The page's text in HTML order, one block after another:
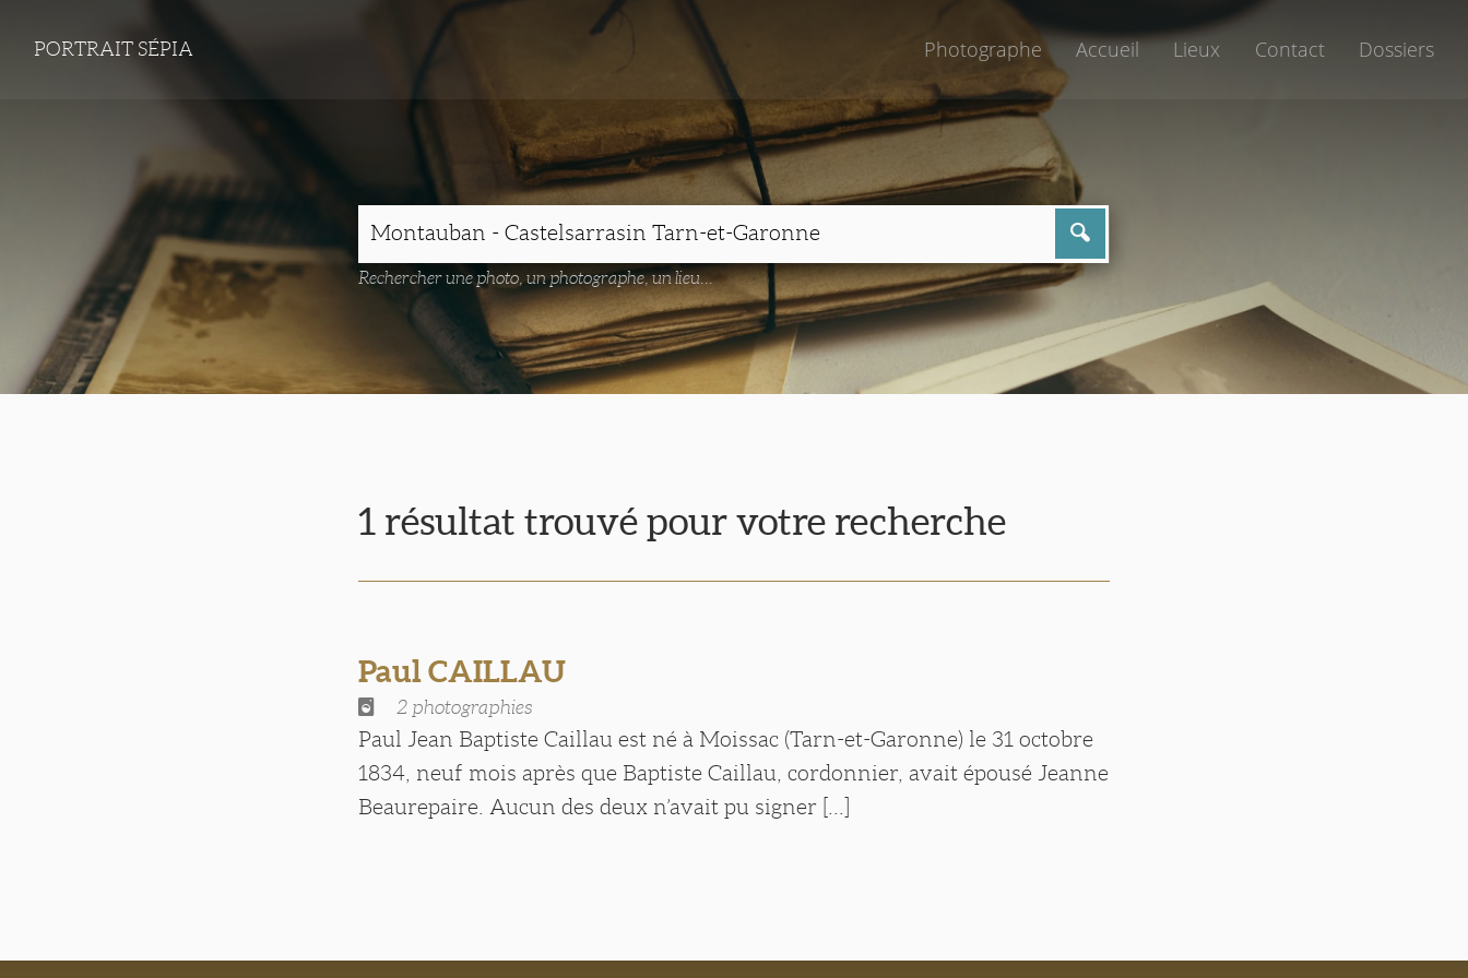
PORTRAIT SÉPIA Photographe Accueil Lieux Contact Dossiers
Rechercher une photo, un photographe, un lieu...
1 résultat trouvé pour votre recherche
Paul CAILLAU
2 photographies
Paul Jean Baptiste Caillau est né à Moissac (Tarn-et-Garonne) le 31 octobre
1834, neuf mois après que Baptiste Caillau, cordonnier, avait épousé Jeanne
Beaurepaire. Aucun des deux n’avait pu signer [...]